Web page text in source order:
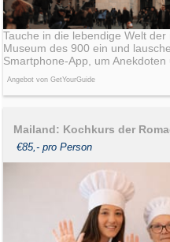
Tauche in die lebendige Welt
Museum des 900 ein und
Smartphone-App, um Anekdoten
Angebot von GetYourGuide
Mailand: Kochkurs der
€85,- pro Person